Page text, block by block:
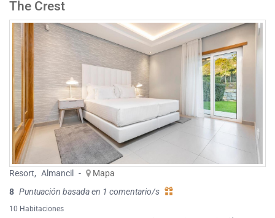
The Crest
Resort, Almancil -
Mapa
8 Puntuación basada en 1 comentario/s
10 Habitaciones